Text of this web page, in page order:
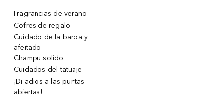
Fragrancias de verano
Cofres de regalo
Cuidado de la barba y
afeitado
Champu solido
Cuidados del tatuaje
¡Di adiós a las puntas
abiertas!